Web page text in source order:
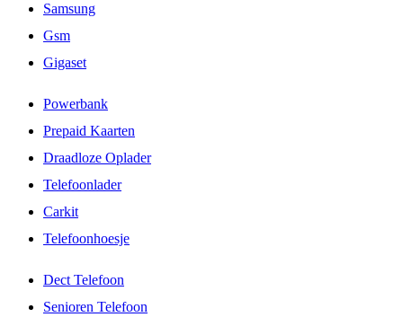
Samsung
Gsm
Gigaset
Powerbank
Prepaid Kaarten
Draadloze Oplader
Telefoonlader
Carkit
Telefoonhoesje
Dect Telefoon
Senioren Telefoon